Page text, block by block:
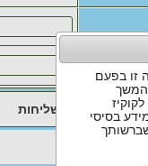
הזמנת שליחות
זו בפעם
בסיסי